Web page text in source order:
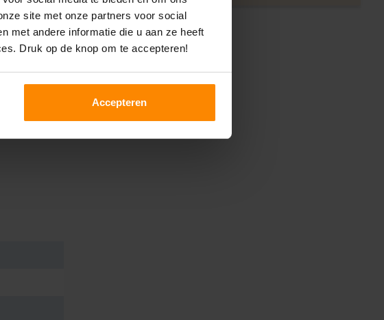
site met onze partners voor social
met andere informatie die u aan ze heeft
Druk op de knop om te accepteren!
Accepteren
uit valt. Dit
uit.
voeren
Meer